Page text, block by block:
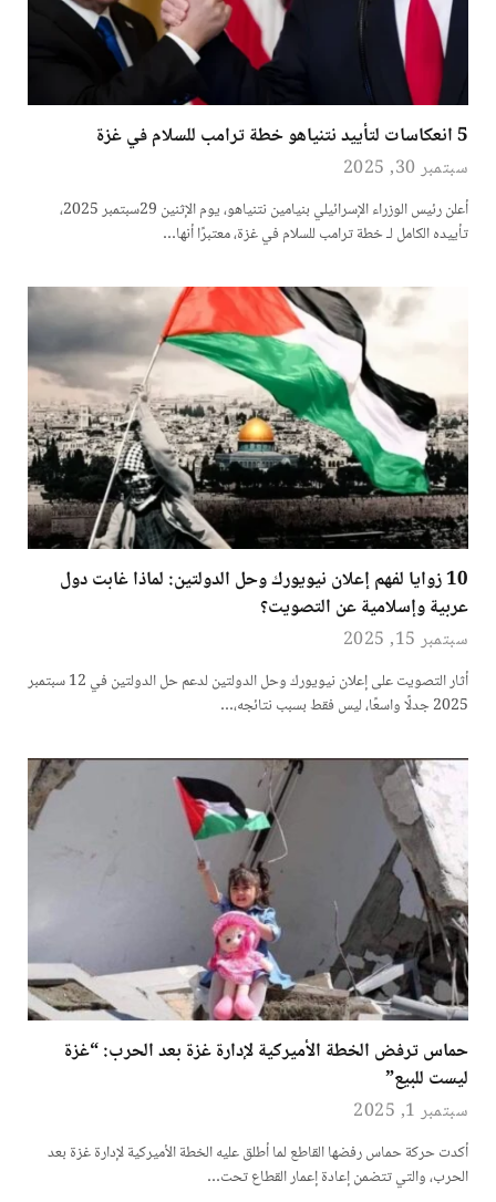
5 انعكاسات لتأييد نتنياهو خطة ترامب للسلام في غزة
سبتمبر 30, 2025
أعلن رئيس الوزراء الإسرائيلي بنيامين نتنياهو، يوم الإثنين 29سبتمبر 2025،
تأييده الكامل لـ خطة ترامب للسلام في غزة، معتبرًا أنها…
10 زوايا لفهم إعلان نيويورك وحل الدولتين: لماذا غابت دول
عربية وإسلامية عن التصويت؟
سبتمبر 15, 2025
أثار التصويت على إعلان نيويورك وحل الدولتين لدعم حل الدولتين في 12 سبتمبر
2025 جدلًا واسعًا، ليس فقط بسبب نتائجه،…
حماس ترفض الخطة الأميركية لإدارة غزة بعد الحرب: “غزة
ليست للبيع”
سبتمبر 1, 2025
أكدت حركة حماس رفضها القاطع لما أطلق عليه الخطة الأميركية لإدارة غزة بعد
الحرب، والتي تتضمن إعادة إعمار القطاع تحت…